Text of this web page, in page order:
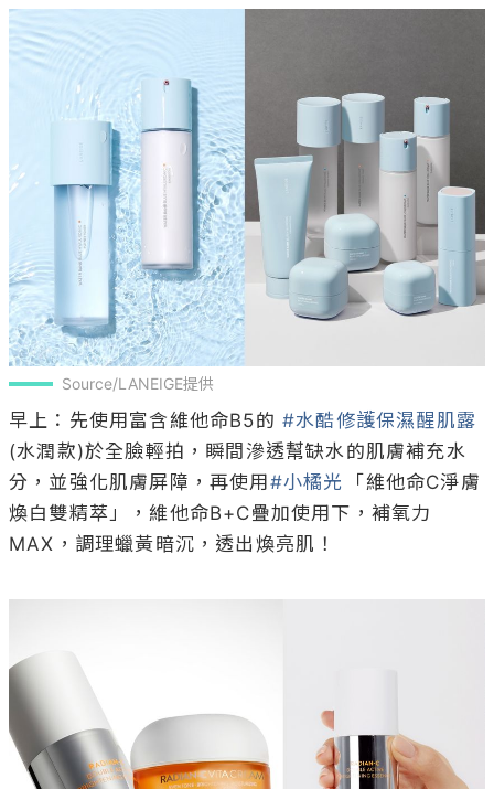
Source/LANEIGE提供
早上：先使用富含維他命B5的
#水酷修護保濕醒肌露
(水潤款)於全臉輕拍，瞬間滲透幫缺水的肌膚補充水
分，並強化肌膚屏障，再使用
#小橘光「維他命C淨膚
煥白雙精萃」，維他命B+C疊加使用下，補氧力
MAX，調理蠟黃暗沉，透出煥亮肌！